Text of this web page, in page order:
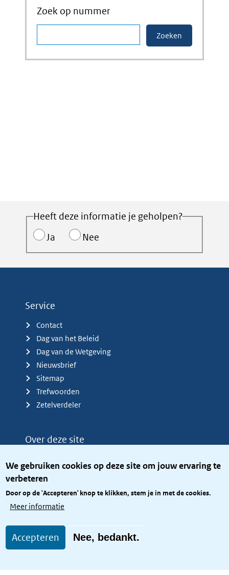
We gebruiken cookies op deze site om jouw ervaring te
verbeteren
Door op de 'Accepteren' knop te klikken, stem je in met de cookies.
Meer informatie
Accepteren Nee, bedankt.
Zoek op nummer
Heeft deze informatie je geholpen?
Ja
Nee
Service
Contact
Dag van het Beleid
Dag van de Wetgeving
Nieuwsbrief
Sitemap
Trefwoorden
Zetelverdeler
Over deze site
Privacy
Toegang site openbaar
Toegankelijkheid